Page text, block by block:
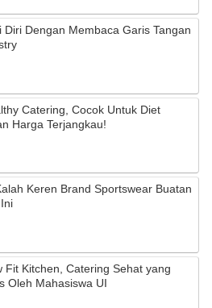
Diri Dengan Membaca Garis Tangan
Catering, Cocok Untuk Diet
Harga Terjangkau!
Keren Brand Sportswear Buatan
Fit Kitchen, Catering Sehat yang
Oleh Mahasiswa UI